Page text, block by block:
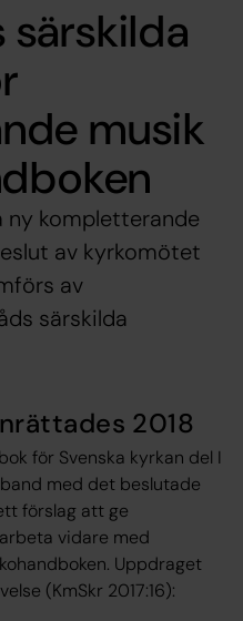
särskilda
musik
ny kompletterande
av kyrkomötet
av
särskilda
2018
för Svenska kyrkan del I
med det beslutade
förslag att ge
vidare med
Uppdraget
(KmSkr 2017:16):